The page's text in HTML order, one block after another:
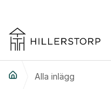
Alla inlägg